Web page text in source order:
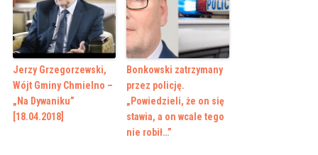
Jerzy Grzegorzewski,
Wójt Gminy Chmielno –
„Na Dywaniku”
[18.04.2018]
Bonkowski zatrzymany
przez policję.
„Powiedzieli, że on się
stawia, a on wcale tego
nie robił…”